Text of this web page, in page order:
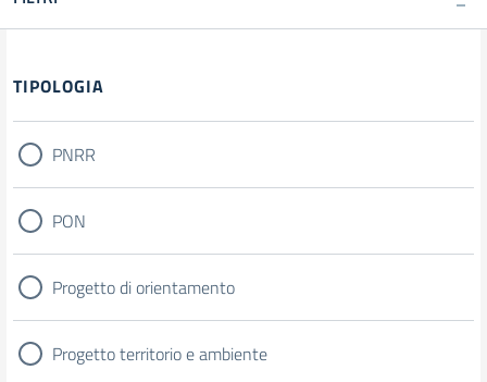
Filtri
TIPOLOGIA
PNRR
PON
Progetto di orientamento
Progetto territorio e ambiente